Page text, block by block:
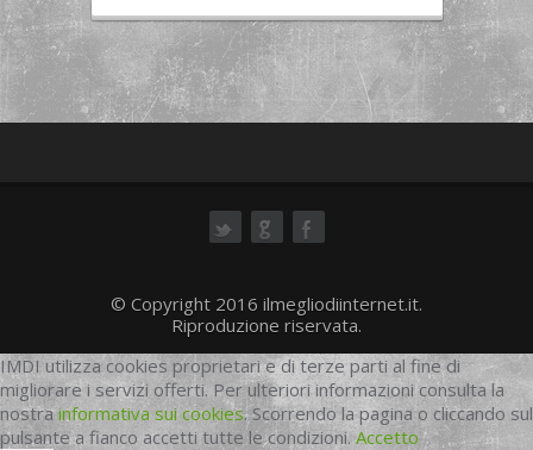
© Copyright 2016 ilmegliodiinternet.it.
Riproduzione riservata.
IMDI utilizza cookies proprietari e di terze parti al fine di
migliorare i servizi offerti. Per ulteriori informazioni consulta la
nostrainformativa sui cookies. Scorrendo la pagina o cliccando sul
pulsante a fianco accetti tutte le condizioni.Accetto